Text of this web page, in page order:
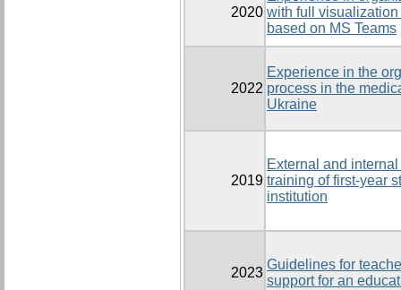
2020 with full
based on MS Teams
2022
Experience in the
process in the
Ukraine
2019
External and
training of first-year
institution
2023
Guidelines for
support for an